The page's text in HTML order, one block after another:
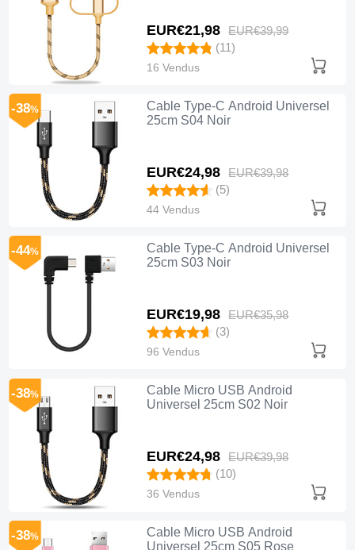
EUR€21,98 EUR€39,99
(11)
16 Vendus
Cable Type-C Android Universel
25cm S04 Noir
EUR€24,98 EUR€39,98
-38%
(5)
44 Vendus
Cable Type-C Android Universel
25cm S03 Noir
EUR€19,98 EUR€35,98
-44%
(3)
96 Vendus
Cable Micro USB Android
Universel 25cm S02 Noir
EUR€24,98 EUR€39,98
-38%
(10)
36 Vendus
Cable Micro USB Android
Universel 25cm S05 Rose
-38%